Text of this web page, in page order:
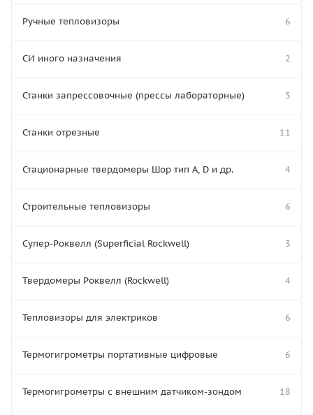
Ручные тепловизоры 6
СИ иного назначения 2
Станки запрессовочные (прессы лабораторные) 5
Станки отрезные 11
Стационарные твердомеры Шор тип А, D и др. 4
Строительные тепловизоры 6
Супер-Роквелл (Superficial Rockwell) 3
Твердомеры Роквелл (Rockwell) 4
Тепловизоры для электриков 6
Термогигрометры портативные цифровые 6
Термогигрометры с внешним датчиком-зондом 18